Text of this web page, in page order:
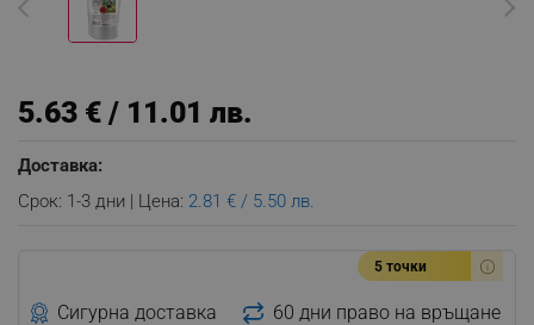
5.63 € / 11.01 лв.
Доставка:
Срок: 1-3 дни | Цена: 2.81 € / 5.50 лв.
5 точки
Сигурна доставка
60 дни право на връщане